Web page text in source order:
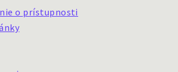
o prístupnosti